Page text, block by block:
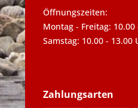
Öffnungszeiten:
Montag - Freitag: 10.00
Samstag: 10.00 - 13.00
Zahlungsarten